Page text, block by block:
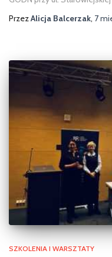
PrzezAlicja Balcerzak, 7
SZKOLENIA I WARSZTATY